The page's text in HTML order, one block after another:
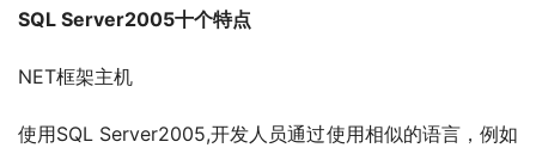
SQL Server2005十个特点
NET框架主机
使用SQL Server2005,开发人员通过使用相似的语言，例如